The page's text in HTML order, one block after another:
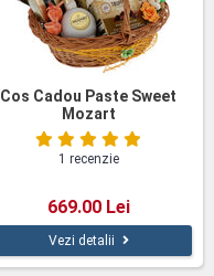
Cos Cadou Paste Sweet
Mozart
1 recenzie
669.00 Lei
Vezi detalii